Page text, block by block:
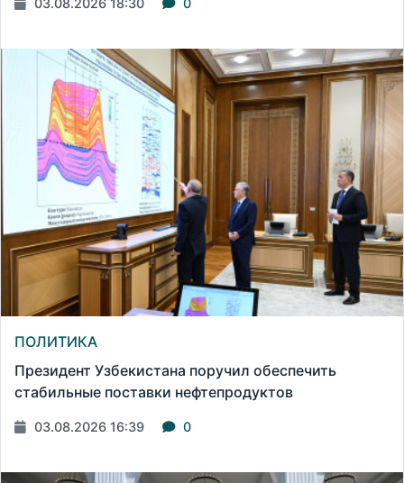
ПОЛИТИКА
Президент Узбекистана поручил обеспечить
стабильные поставки нефтепродуктов
03.08.2026 16:39 0